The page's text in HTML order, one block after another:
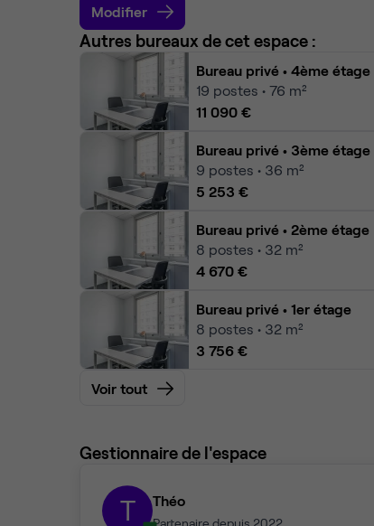
Modifier
Autres bureaux de cet espace :
Bureau privé • 4ème étage
19 postes • 76 m²
11 090 €
Bureau privé • 3ème étage
9 postes • 36 m²
5 253 €
Bureau privé • 2ème étage
8 postes • 32 m²
4 670 €
Bureau privé • 1er étage
8 postes • 32 m²
3 756 €
Voir tout
Gestionnaire de l'espace
T Théo
Partenaire depuis 2022